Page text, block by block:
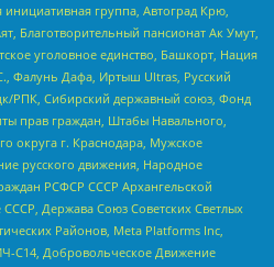
группа, Автоград Крю,
Благотворительный пансионат Ак Умут,
уголовное единство, Башкорт, Нация
Фалунь Дафа, Иртыш Ultras, Русский
РПК, Сибирский державный союз, Фонд
прав граждан, Штабы Навального,
округа г. Краснодара, Мужское
русского движения, Народное
РСФСР СССР Архангельской
Держава Союз Советских Светлых
Районов, Meta Platforms Inc,
С14, Добровольческое Движение